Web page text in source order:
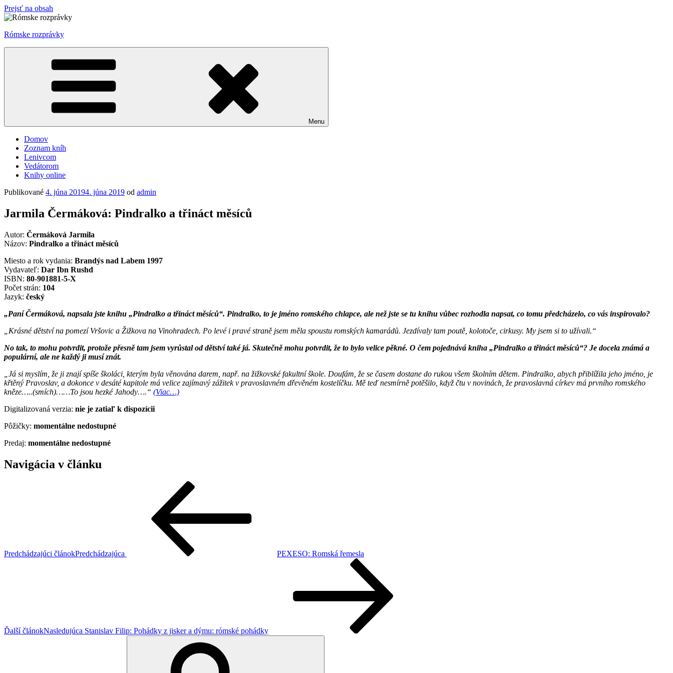
Prejsť na obsah
Rómske rozprávky
Menu
Domov
Zoznam kníh
Lenivcom
Vedátorom
Knihy online
Publikované 4. júna 20194. júna 2019 od admin
Jarmila Čermáková: Pindralko a třináct měsíců
Autor: Čermáková Jarmila
Názov: Pindralko a třináct měsíců
Miesto a rok vydania: Brandýs nad Labem 1997
Vydavateľ: Dar Ibn Rushd
ISBN: 80-901881-5-X
Počet strán: 104
Jazyk: český
„Paní Čermáková, napsala jste knihu „Pindralko a třináct měsíců“. Pindralko, to je jméno romského chlapce, ale než jste se tu knihu vůbec rozhodla napsat, co tomu předcházelo, co vás inspirovalo?
„Krásné dětství na pomezí Vršovic a Žižkova na Vinohradech. Po levé i pravé straně jsem měla spoustu romských kamarádů. Jezdívaly tam poutě, kolotoče, cirkusy. My jsem si to užívali.“
No tak, to mohu potvrdit, protože přesně tam jsem vyrůstal od dětství také já. Skutečně mohu potvrdit, že to bylo velice pěkné. O čem pojednává kniha „Pindralko a třináct měsíců“? Je docela známá a
populární, ale ne každý ji musí znát.
„Já si myslím, že ji znají spíše školáci, kterým byla věnována darem, např. na žižkovské fakultní škole. Doufám, že se časem dostane do rukou všem školním dětem. Pindralko, abych přiblížila jeho jméno, je
křtěný Pravoslav, a dokonce v desáté kapitole má velice zajímavý zážitek v pravoslavném dřevěném kostelíčku. Mě teď nesmírně potěšilo, když čtu v novinách, že pravoslavná církev má prvního romského
kněze…..(smích)……To jsou hezké Jahody….“ (Viac…)
Digitalizovaná verzia: nie je zatiaľ k dispozícii
Pôžičky: momentálne nedostupné
Predaj: momentálne nedostupné
Navigácia v článku
Predchádzajúci článokPredchádzajúca PEXESO: Romská řemesla
Ďalší článokNasledujúca Stanislav Filip: Pohádky z jisker a dýmu: rómské pohádky